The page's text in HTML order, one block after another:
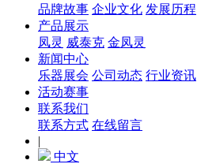
品牌故事 企业文化 发展历程
产品展示
凤灵 威泰克 金凤灵
新闻中心
乐器展会 公司动态 行业资讯
活动赛事
联系我们
联系方式 在线留言
|
中文